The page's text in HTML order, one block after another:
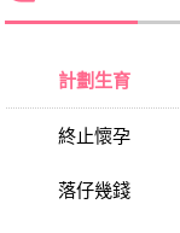
計劃生育
終止懷孕
落仔幾錢